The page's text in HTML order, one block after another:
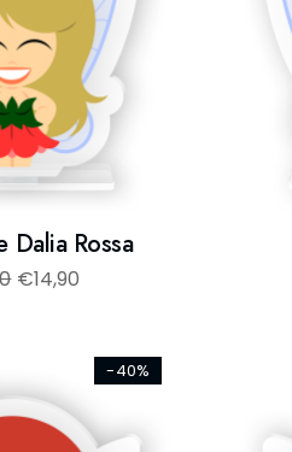
Dalia Rossa
€14,90
-40%